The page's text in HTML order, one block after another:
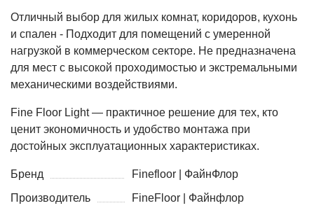
Отличный выбор для жилых комнат, коридоров, кухонь
и спален - Подходит для помещений с умеренной
нагрузкой в коммерческом секторе. Не предназначена
для мест с высокой проходимостью и экстремальными
механическими воздействиями.
Fine Floor Light — практичное решение для тех, кто
ценит экономичность и удобство монтажа при
достойных эксплуатационных характеристиках.
Бренд
Finefloor | ФайнФлор
Производитель
FineFloor | Файнфлор